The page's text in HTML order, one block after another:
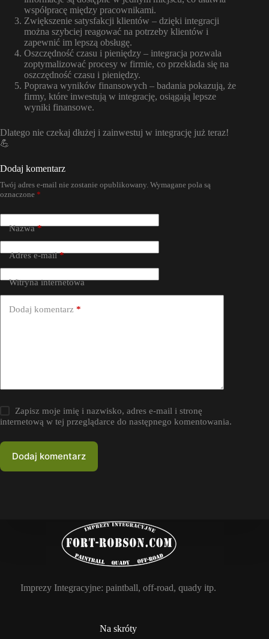
współpracę między pracownikami.
Zwiększenie satysfakcji klientów – dzięki integracji
można szybciej reagować na potrzeby klientów i
zapewnić im lepszą obsługę.
Oszczędność czasu i pieniędzy – integracja pozwala
zoptymalizować procesy w firmie, co przekłada się na
oszczędność czasu i pieniędzy.
Poprawa wyników finansowych – badania pokazują, że
firmy, które inwestują w integrację, osiągają lepsze
wyniki finansowe.
Dlatego nie czekaj dłużej i zainwestuj w integrację już teraz!
💪
Dodaj komentarz
Twój adres e-mail nie zostanie opublikowany. Wymagane pola są
oznaczone *
Nazwa*
Adres e-mail*
Witryna internetowa
Dodaj komentarz *
Zapisz moje imię i nazwisko, adres e-mail i stronę
internetową w tej przeglądarce do następnego komentowania.
Dodaj komentarz
Imprezy Integracyjne: paintball, off-road, quady itp.
Na skróty